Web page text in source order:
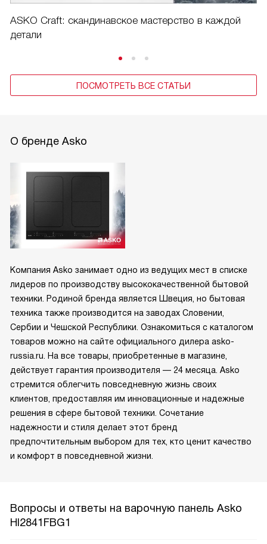
ASKO Craft: скандинавское мастерство в каждой
детали
ПОСМОТРЕТЬ ВСЕ СТАТЬИ
О бренде Asko
Компания Asko занимает одно из ведущих мест в списке
лидеров по производству высококачественной бытовой
техники. Родиной бренда является Швеция, но бытовая
техника также производится на заводах Словении,
Сербии и Чешской Республики. Ознакомиться с каталогом
товаров можно на сайте официального дилера asko-
russia.ru. На все товары, приобретенные в магазине,
действует гарантия производителя — 24 месяца. Asko
стремится облегчить повседневную жизнь своих
клиентов, предоставляя им инновационные и надежные
решения в сфере бытовой техники. Сочетание
надежности и стиля делает этот бренд
предпочтительным выбором для тех, кто ценит качество
и комфорт в повседневной жизни.
Вопросы и ответы на варочную панель Asko
HI2841FBG1